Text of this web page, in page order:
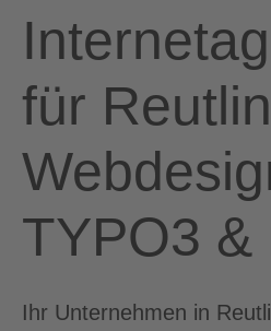
für
TYPO3 &
Ihr Unternehmen in